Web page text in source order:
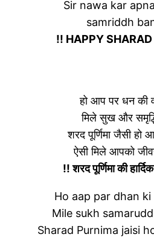
Sir nawa kar
samriddh
!! HAPPY
हो आप पर धन की
मिले सुख और
शरद पूर्णिमा जैसी हो
ऐसी मिले आपको
!! शरद पूर्णिमा की
Ho aap par dhan ki
Mile sukh
Sharad Purnima jaisi